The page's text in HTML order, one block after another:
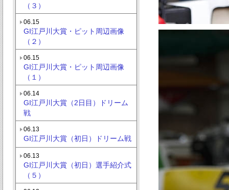
（３）
06.15
GI江戸川大賞・ピット周辺画像
（２）
06.15
GI江戸川大賞・ピット周辺画像
（１）
06.14
GI江戸川大賞（2日目）ドリーム
戦
06.13
GI江戸川大賞（初日）ドリーム戦
06.13
GI江戸川大賞（初日）選手紹介式
（５）